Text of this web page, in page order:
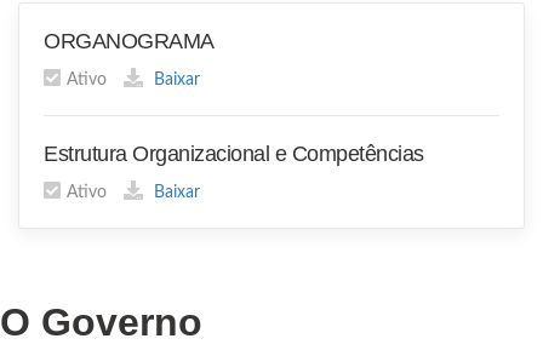
ORGANOGRAMA
Ativo Baixar
Estrutura Organizacional e Competências
Ativo Baixar
O Governo